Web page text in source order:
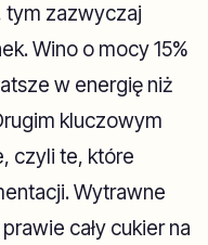
tym zazwyczaj
Wino o mocy 15%
w energię niż
kluczowym
czyli te, które
Wytrawne
cały cukier na